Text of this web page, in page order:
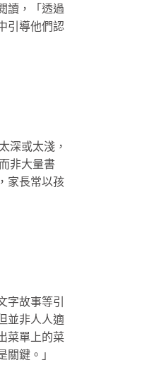
讀，「透過
引導他們認
深或太淺，
非大量書
家長常以孩
字故事等引
並非人人適
菜單上的菜
鍵。」